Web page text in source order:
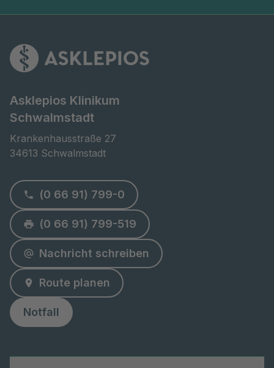
Asklepios Klinikum
Schwalmstadt
Krankenhausstraße 27
34613 Schwalmstadt
(0 66 91) 799-0
(0 66 91) 799-519
Nachricht schreiben
Route planen
Notfall